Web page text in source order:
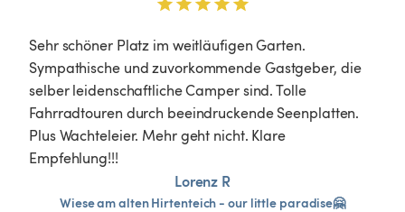
Sehr schöner Platz im weitläufigen Garten.
Sympathische und zuvorkommende Gastgeber, die
selber leidenschaftliche Camper sind. Tolle
Fahrradtouren durch beeindruckende Seenplatten.
Plus Wachteleier. Mehr geht nicht. Klare
Empfehlung!!!
Lorenz R
WieseamaltenHirtenteich - our little paradise🤗